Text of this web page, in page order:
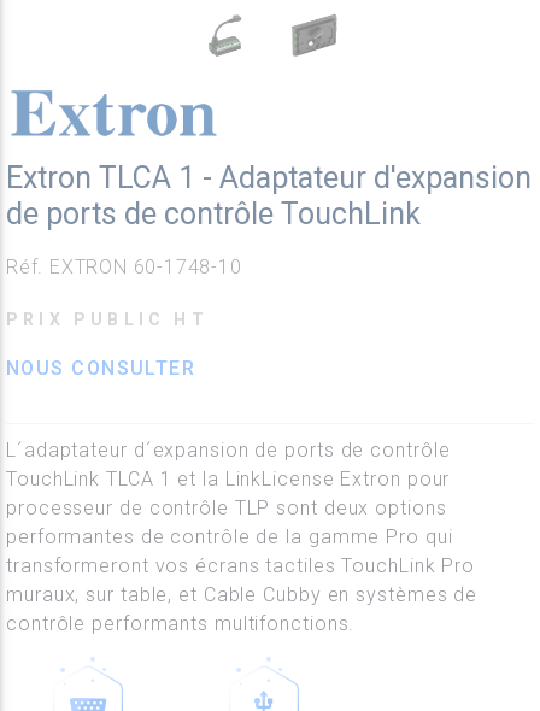
Extron TLCA 1 - Adaptateur d'expansion
de ports de contrôle TouchLink
Réf. EXTRON 60-1748-10
PRIX PUBLIC HT
NOUS CONSULTER
L´adaptateur d´expansion de ports de contrôle
TouchLink TLCA 1 et la LinkLicense Extron pour
processeur de contrôle TLP sont deux options
performantes de contrôle de la gamme Pro qui
transformeront vos écrans tactiles TouchLink Pro
muraux, sur table, et Cable Cubby en systèmes de
contrôle performants multifonctions.